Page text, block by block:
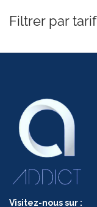
Filtrer par tarif
Visitez-nous sur :